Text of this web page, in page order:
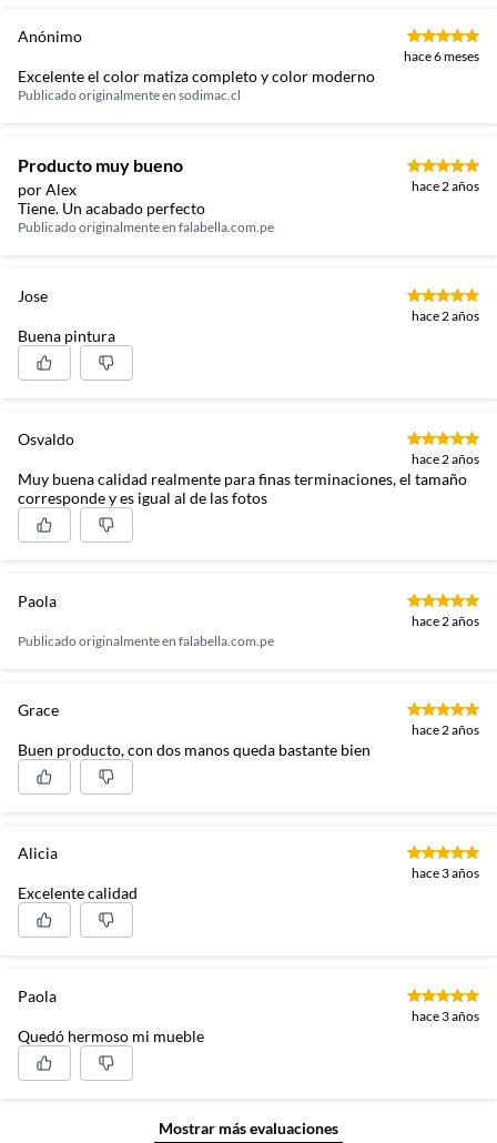
Anónimo
hace 6 meses
Excelente el color matiza completo y color moderno
Publicado originalmente en sodimac.cl
Producto muy bueno
por Alex hace 2 años
Tiene. Un acabado perfecto
Publicado originalmente en falabella.com.pe
Jose
hace 2 años
Buena pintura
Osvaldo
hace 2 años
Muy buena calidad realmente para finas terminaciones, el tamaño
corresponde y es igual al de las fotos
Paola
hace 2 años
Publicado originalmente en falabella.com.pe
Grace
hace 2 años
Buen producto, con dos manos queda bastante bien
Alicia
hace 3 años
Excelente calidad
Paola
hace 3 años
Quedó hermoso mi mueble
Mostrar más evaluaciones